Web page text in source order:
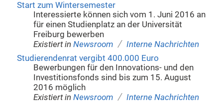
Start zum Wintersemester
Interessierte können sich vom 1. Juni 2016 an
für einen Studienplatz an der Universität
Freiburg bewerben
Existiert in Newsroom / Interne Nachrichten
Studierendenrat vergibt 400.000 Euro
Bewerbungen für den Innovations- und den
Investitionsfonds sind bis zum 15. August
2016 möglich
Existiert in Newsroom / Interne Nachrichten